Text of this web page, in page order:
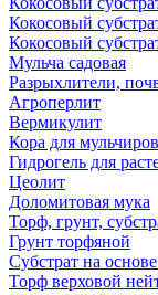
Кокосовый
Кокосовый
Мульча садовая
Разрыхлители,
Агроперлит
Вермикулит
Кора для
Гидрогель для
Цеолит
Доломитовая мука
Торф, грунт,
Грунт торфяной
Субстрат на
Торф верховой